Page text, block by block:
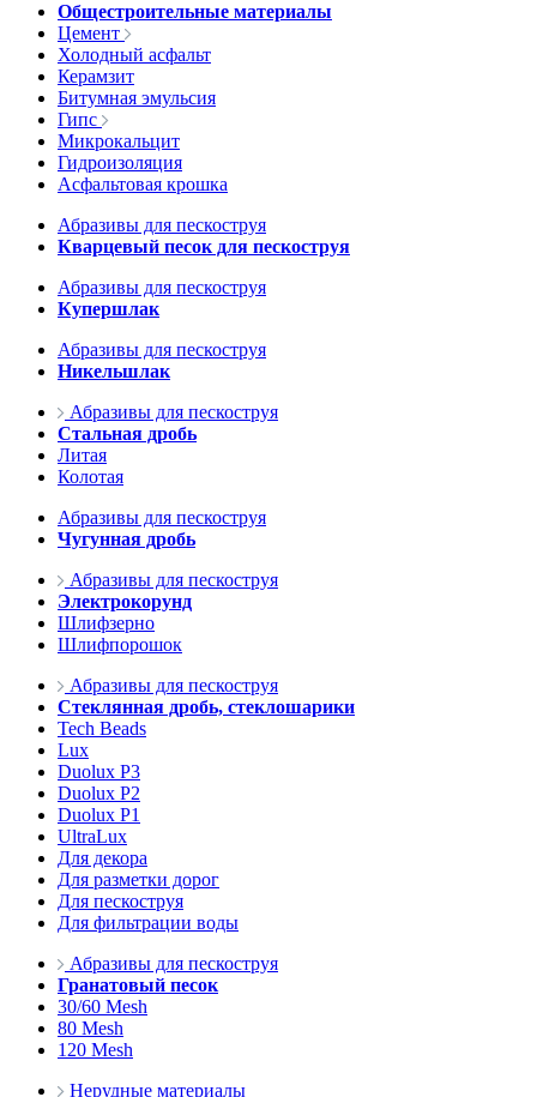
Общестроительные материалы
Цемент
Холодный асфальт
Керамзит
Битумная эмульсия
Гипс
Микрокальцит
Гидроизоляция
Асфальтовая крошка
Абразивы для пескоструя
Кварцевый песок для пескоструя
Абразивы для пескоструя
Купершлак
Абразивы для пескоструя
Никельшлак
Абразивы для пескоструя
Стальная дробь
Литая
Колотая
Абразивы для пескоструя
Чугунная дробь
Абразивы для пескоструя
Электрокорунд
Шлифзерно
Шлифпорошок
Абразивы для пескоструя
Стеклянная дробь, стеклошарики
Tech Beads
Lux
Duolux P3
Duolux P2
Duolux P1
UltraLux
Для декора
Для разметки дорог
Для пескоструя
Для фильтрации воды
Абразивы для пескоструя
Гранатовый песок
30/60 Mesh
80 Mesh
120 Mesh
Нерудные материалы